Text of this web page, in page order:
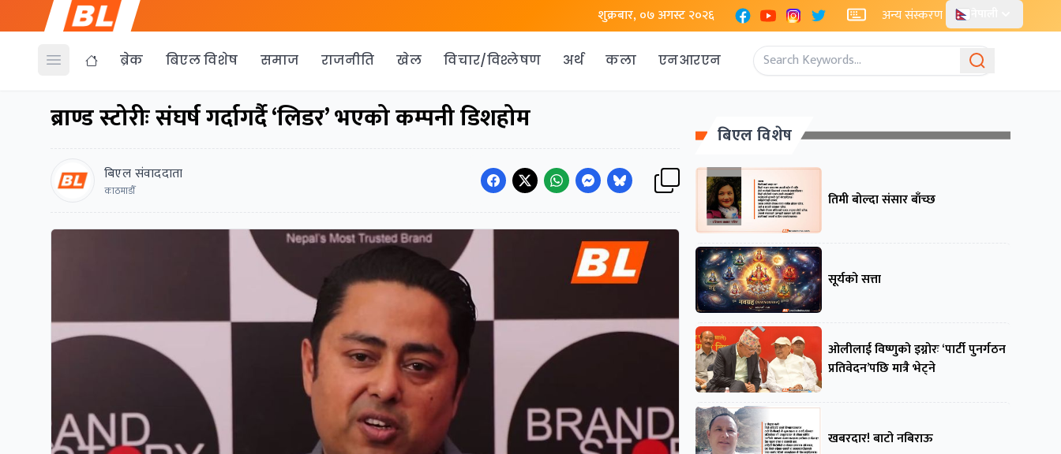
शुक्रबार, ०७ अगस्ट २०२६ FacebookYouTubeInstagram
X अन्य संस्करण
Open menu ब्रेक बिएल विशेष समाज राजनीति खेल विचार/विश्लेषण अर्थ कला एनआरएन
ब्राण्ड स्टोरीः संघर्ष गर्दागर्दै ‘लिडर’ भएको कम्पनी डिशहोम
बिएल संवाददाता
काठमाडाैँ
बिएल विशेष
तिमी बोल्दा संसार बाँच्छ
सूर्यको सत्ता
ओलीलाई विष्णुको इग्नोरः ‘पार्टी पुनर्गठन
प्रतिवेदन’पछि मात्रै भेट्ने
खबरदार! बाटो नबिराऊ